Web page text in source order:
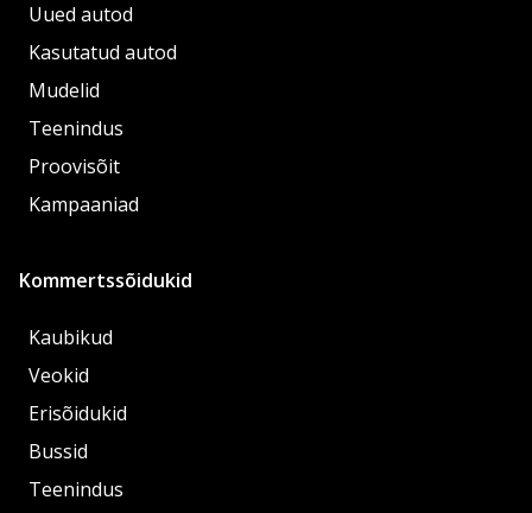
Uued autod
Kasutatud autod
Mudelid
Teenindus
Proovisõit
Kampaaniad
Kommertssõidukid
Kaubikud
Veokid
Erisõidukid
Bussid
Teenindus